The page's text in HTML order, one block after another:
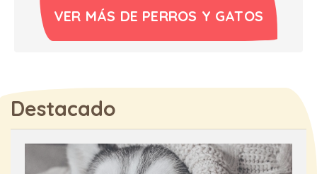
VER MÁS DE PERROS Y GATOS
Destacado